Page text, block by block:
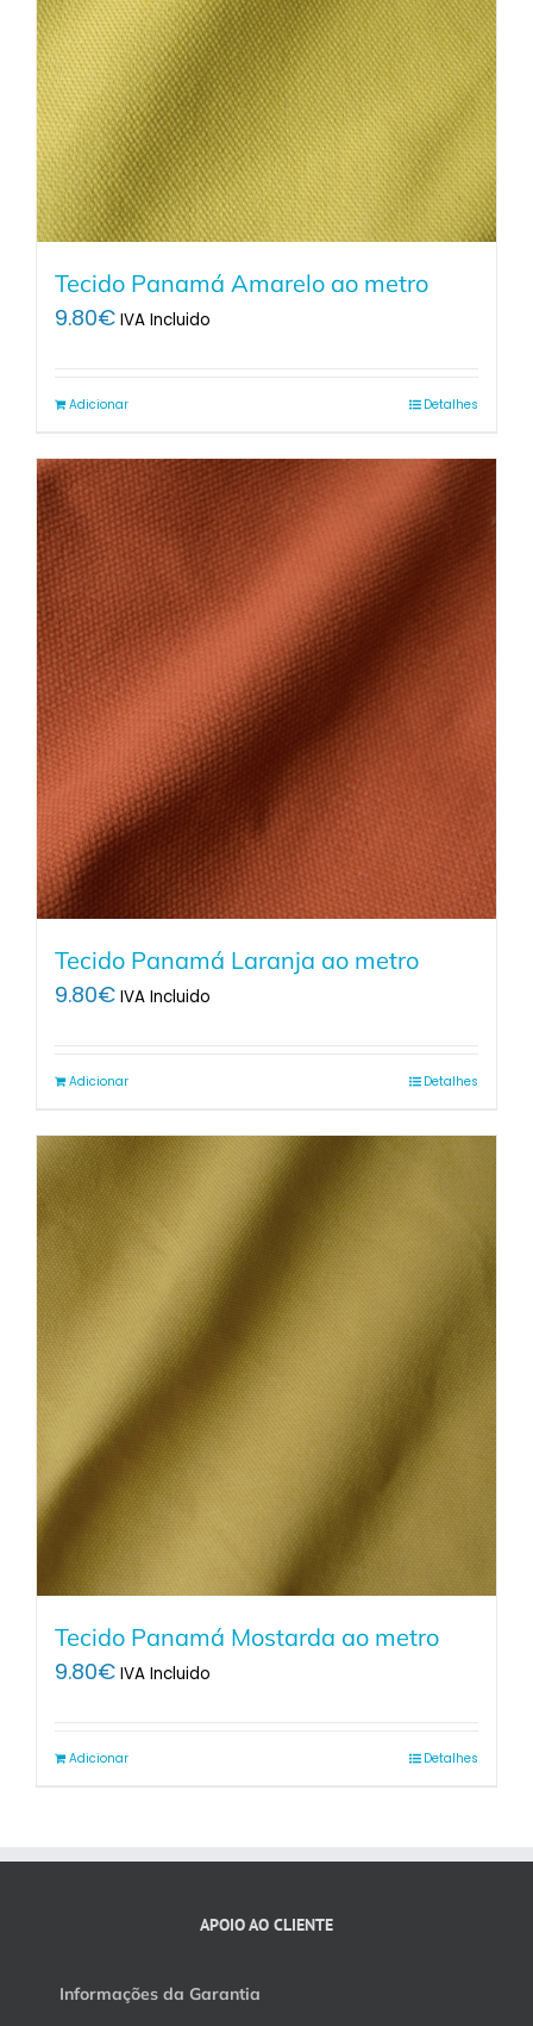
Tecido Panamá Amarelo ao metro
9.80€ IVA Incluido
Adicionar Detalhes
Tecido Panamá Laranja ao metro
9.80€ IVA Incluido
Adicionar Detalhes
Tecido Panamá Mostarda ao metro
9.80€ IVA Incluido
Adicionar Detalhes
APOIO AO CLIENTE
Informações da Garantia